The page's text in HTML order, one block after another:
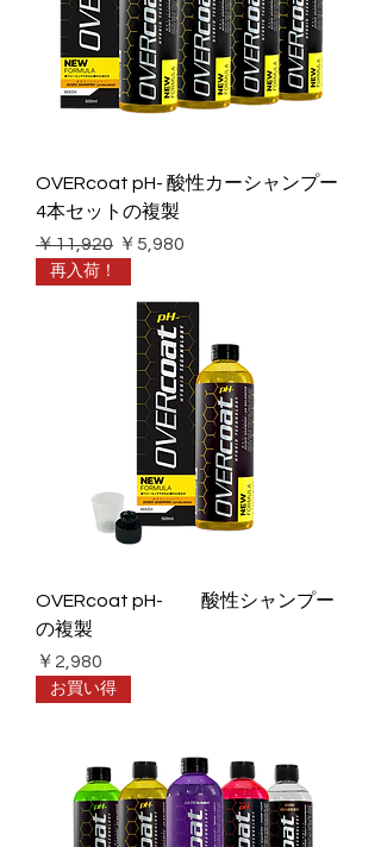
OVERcoat pH- 酸性カーシャンプー
4本セットの複製
通常価格
￥11,920 セール価格
￥5,980
再入荷！
OVERcoat pH- 酸性シャンプー
の複製
価格
￥2,980
お買い得